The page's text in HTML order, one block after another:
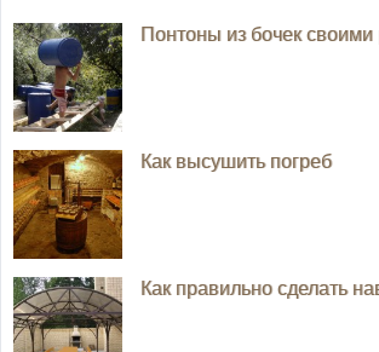
Понтоны из бочек своими
Как высушить погреб
Как правильно сделать